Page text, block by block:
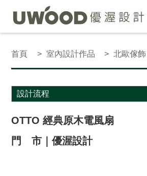
首頁 室內設計作品 北歐傢飾
OTTO 經典原木電風扇
門 市｜優渥設計